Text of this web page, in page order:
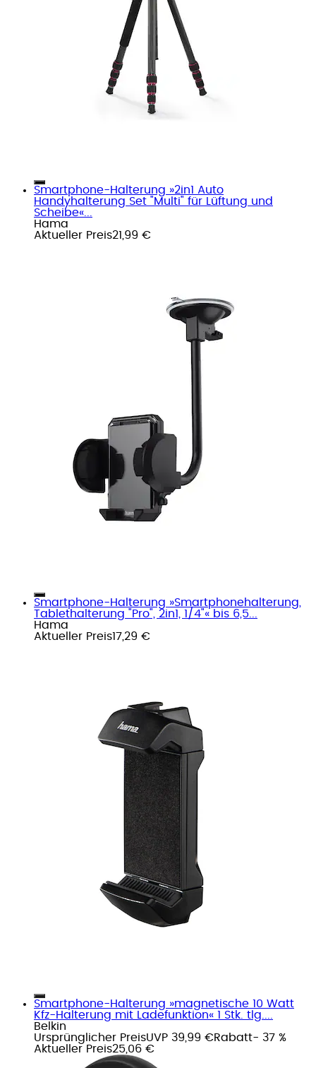
Smartphone-Halterung »2in1 Auto
Handyhalterung Set "Multi" für Lüftung und
Scheibe«...
Hama
Aktueller Preis21,99 €
Smartphone-Halterung »Smartphonehalterung,
Tablethalterung "Pro", 2in1, 1/4"« bis 6,5...
Hama
Aktueller Preis17,29 €
Smartphone-Halterung »magnetische 10 Watt
Kfz-Halterung mit Ladefunktion« 1 Stk. tlg....
Belkin
Ursprünglicher PreisUVP 39,99 €Rabatt- 37 %
Aktueller Preis25,06 €